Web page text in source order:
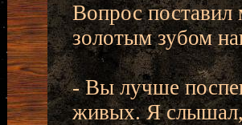
Вопрос поставил
золотым зубом
- Вы лучше
живых. Я слышал,